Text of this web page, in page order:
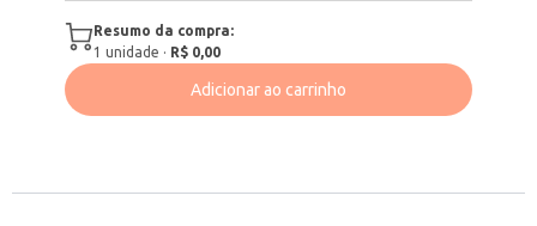
Resumo da compra:
1 unidade · R$ 0,00
Adicionar ao carrinho